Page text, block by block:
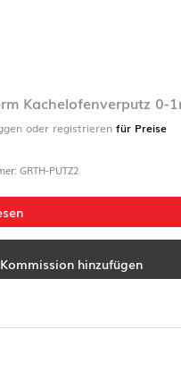
Kachelofenverputz 0-
oder registrieren für Preise
GRTH-PUTZ2
hinzufügen